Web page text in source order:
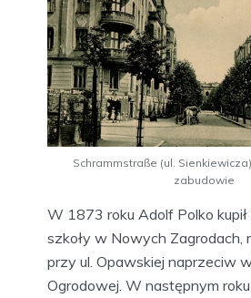
Schrammstraße (ul.
zabudowie
W 1873 roku Adolf Polko kupił
szkoły w Nowych Zagrodach,
przy ul. Opawskiej naprzeciw
Ogrodowej. W następnym